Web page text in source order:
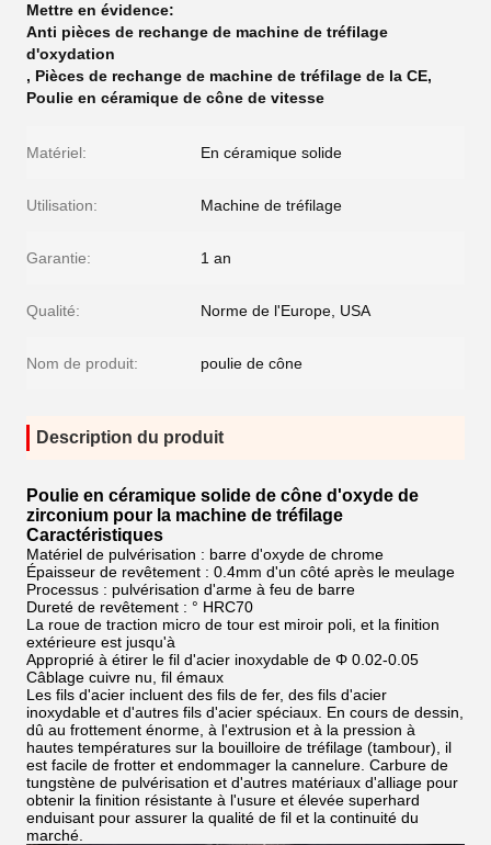
Mettre en évidence:
Anti pièces de rechange de machine de tréfilage
d'oxydation
, Pièces de rechange de machine de tréfilage de la CE,
Poulie en céramique de cône de vitesse
Matériel: En céramique solide
Utilisation: Machine de tréfilage
Garantie: 1 an
Qualité: Norme de l'Europe, USA
Nom de produit: poulie de cône
Description du produit
Poulie en céramique solide de cône d'oxyde de
zirconium pour la machine de tréfilage
Caractéristiques
Matériel de pulvérisation : barre d'oxyde de chrome
Épaisseur de revêtement : 0.4mm d'un côté après le meulage
Processus : pulvérisation d'arme à feu de barre
Dureté de revêtement : ° HRC70
La roue de traction micro de tour est miroir poli, et la finition
extérieure est jusqu'à
Approprié à étirer le fil d'acier inoxydable de Φ 0.02-0.05
Câblage cuivre nu, fil émaux
Les fils d'acier incluent des fils de fer, des fils d'acier
inoxydable et d'autres fils d'acier spéciaux. En cours de dessin,
dû au frottement énorme, à l'extrusion et à la pression à
hautes températures sur la bouilloire de tréfilage (tambour), il
est facile de frotter et endommager la cannelure. Carbure de
tungstène de pulvérisation et d'autres matériaux d'alliage pour
obtenir la finition résistante à l'usure et élevée superhard
enduisant pour assurer la qualité de fil et la continuité du
marché.